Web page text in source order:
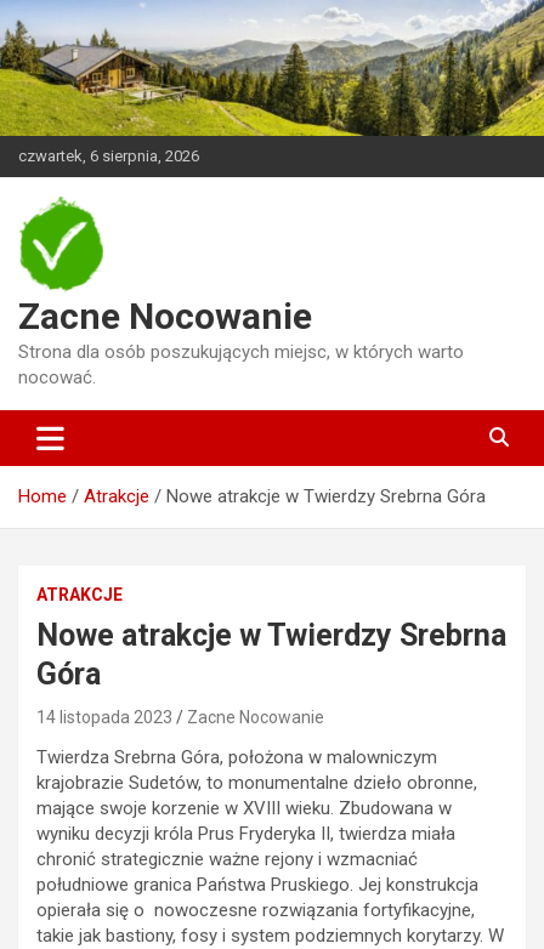
Skip
to
content
czwartek, 6 sierpnia, 2026
Zacne Nocowanie
Strona dla osób poszukujących miejsc, w których warto
nocować.
Home Atrakcje Nowe atrakcje w Twierdzy Srebrna Góra
ATRAKCJE
Nowe atrakcje w Twierdzy Srebrna
Góra
14 listopada 2023 Zacne Nocowanie
Twierdza Srebrna Góra, położona w malowniczym
krajobrazie Sudetów, to monumentalne dzieło obronne,
mające swoje korzenie w XVIII wieku. Zbudowana w
wyniku decyzji króla Prus Fryderyka II, twierdza miała
chronić strategicznie ważne rejony i wzmacniać
południowe granica Państwa Pruskiego. Jej konstrukcja
opierała się o nowoczesne rozwiązania fortyfikacyjne,
takie jak bastiony, fosy i system podziemnych korytarzy. W